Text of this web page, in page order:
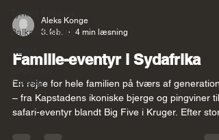
Tyrkiet Forslag
Balkan Forslag
NEWS
Forslag
Aleks Konge
3. feb.
4 min læsning
Familie-eventyr i Sydafrika
En rejse for hele familien på tværs af